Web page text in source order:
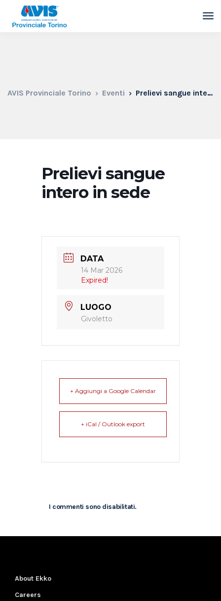
AVIS Provinciale Torino Eventi Prelievi sangue intero in sede
Prelievi sangue
intero in sede
DATA
14 Mar 2026
Expired!
LUOGO
Givoletto
+ Aggiungi a Google Calendar
+ iCal / Outlook export
I commenti sono disabilitati.
About Ekko
Careers